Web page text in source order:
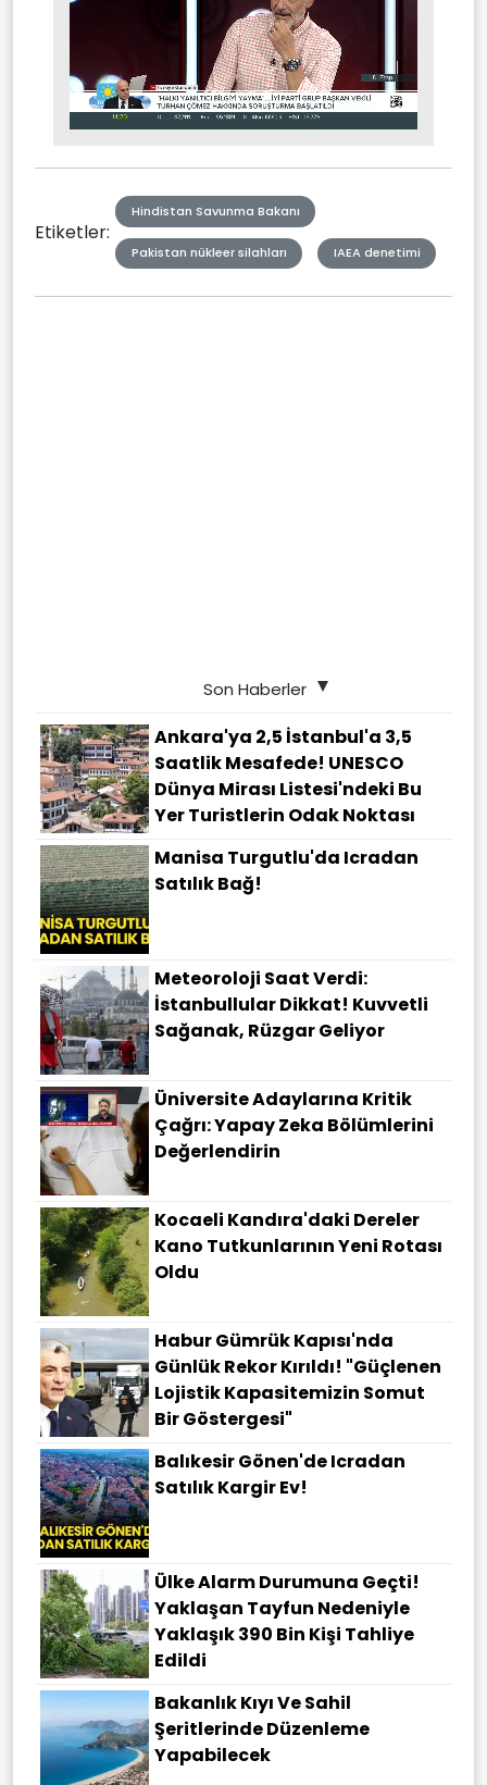
Mute Stream
Etiketler:
Hindistan Savunma Bakanı
Pakistan nükleer silahları IAEA denetimi
Son Haberler
Ankara'ya 2,5 İstanbul'a 3,5
Saatlik Mesafede! UNESCO
Dünya Mirası Listesi'ndeki Bu
Yer Turistlerin Odak Noktası
Manisa Turgutlu'da Icradan
Satılık Bağ!
Meteoroloji Saat Verdi:
İstanbullular Dikkat! Kuvvetli
Sağanak, Rüzgar Geliyor
Üniversite Adaylarına Kritik
Çağrı: Yapay Zeka Bölümlerini
Değerlendirin
Kocaeli Kandıra'daki Dereler
Kano Tutkunlarının Yeni Rotası
Oldu
Habur Gümrük Kapısı'nda
Günlük Rekor Kırıldı! "Güçlenen
Lojistik Kapasitemizin Somut
Bir Göstergesi"
Balıkesir Gönen'de Icradan
Satılık Kargir Ev!
Ülke Alarm Durumuna Geçti!
Yaklaşan Tayfun Nedeniyle
Yaklaşık 390 Bin Kişi Tahliye
Edildi
Bakanlık Kıyı Ve Sahil
Şeritlerinde Düzenleme
Yapabilecek